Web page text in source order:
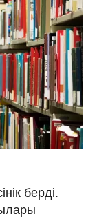
берді.